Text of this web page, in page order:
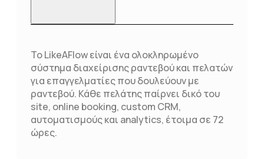
Το LikeAFlow είναι ένα ολοκληρωμένο
σύστημα διαχείρισης ραντεβού και πελατών
για επαγγελματίες που δουλεύουν με
ραντεβού. Κάθε πελάτης παίρνει δικό του
site, online booking, custom CRM,
αυτοματισμούς και analytics, έτοιμα σε 72
ώρες.